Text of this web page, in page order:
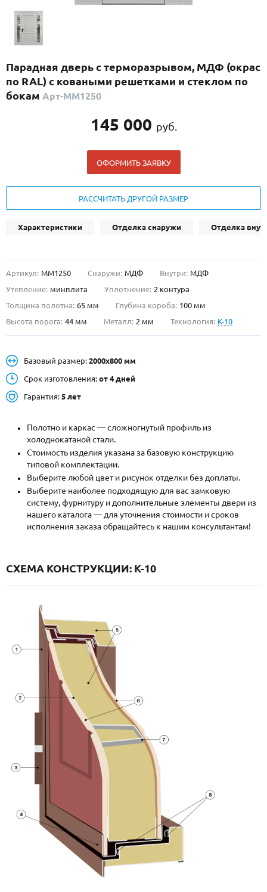
С реечным дизайном(29)
ПО НАЗНАЧЕНИЮ
ПО КОНСТРУКЦИИ
О НАС
Металлические двери от производителя с доставкой и установкой в
Москве и МО
НАЙТИ:
+7 (495) 411-44-41
INFO@META-M.RU
ЗАПРОСИТЬ РАСЧЕТ
Каталог Распродажа Как купить
Записаться на замер
Парадная дверь с терморазрывом, МДФ (окрас
по RAL) с коваными решетками и стеклом по
бокам Арт-ММ1250
145 000 руб.
ОФОРМИТЬ ЗАЯВКУ
РАССЧИТАТЬ ДРУГОЙ РАЗМЕР
Характеристики Отделка снаружи Отделка
Артикул: ММ1250 Снаружи: МДФ Внутри: МДФ
Утепление: минплита Уплотнение: 2 контура
Толщина полотна: 65 мм Глубина короба: 100 мм
Высота порога: 44 мм Металл: 2 мм Технология: K-10
Базовый размер: 2000х800 мм
Срок изготовления: от 4 дней
Гарантия: 5 лет
Полотно и каркас — сложногнутый профиль из
холоднокатаной стали.
Стоимость изделия указана за базовую конструкцию
типовой комплектации.
Выберите любой цвет и рисунок отделки без доплаты.
Выберите наиболее подходящую для вас замковую
систему, фурнитуру и дополнительные элементы двери из
нашего каталога — для уточнения стоимости и сроков
исполнения заказа обращайтесь к нашим консультантам!
СХЕМА КОНСТРУКЦИИ: K-10